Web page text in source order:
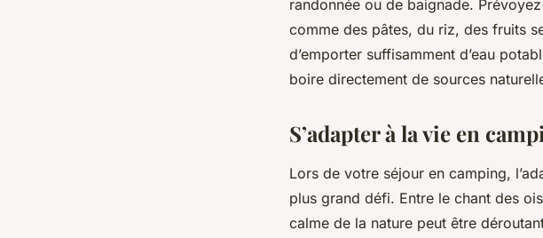
randonnée ou de baignade.
comme des pâtes, du riz, des fruits
d’emporter suffisamment d’eau
boire directement de sources
S’adapter à la vie en
Lors de votre séjour en camping,
plus grand défi. Entre le chant des
calme de la nature peut être